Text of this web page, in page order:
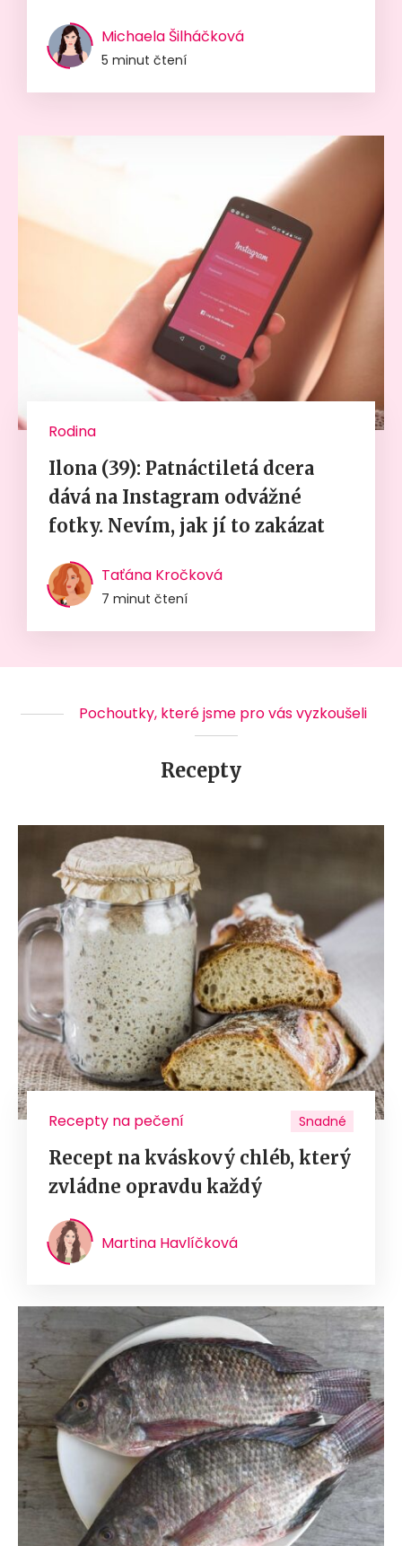
Michaela Šilháčková
5 minut čtení
Rodina
Ilona (39): Patnáctiletá dcera
dává na Instagram odvážné
fotky. Nevím, jak jí to zakázat
Taťána Kročková
7 minut čtení
Pochoutky, které jsme pro vás vyzkoušeli
Recepty
Recepty na pečení Snadné
Recept na kváskový chléb, který
zvládne opravdu každý
Martina Havlíčková